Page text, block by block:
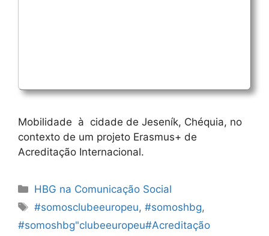
Mobilidade à cidade de Jeseník, Chéquia, no
contexto de um projeto Erasmus+ de
Acreditação Internacional.
Categorias
HBG na Comunicação Social
Etiquetas
#somosclubeeuropeu,#somoshbg,
#somoshbg"clubeeuropeu#Acreditação